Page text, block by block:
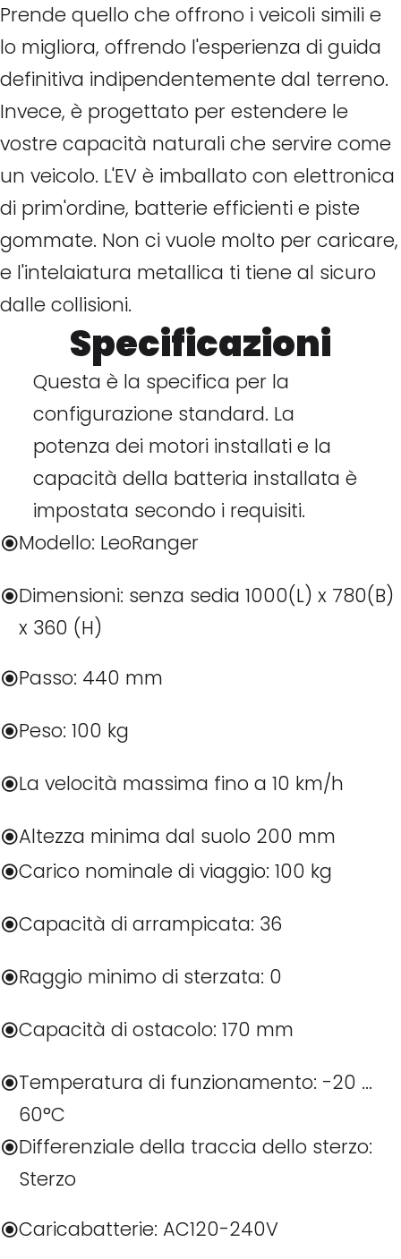
Prende quello che offrono i veicoli simili e
lo migliora, offrendo l'esperienza di guida
definitiva indipendentemente dal terreno.
Invece, è progettato per estendere le
vostre capacità naturali che servire come
un veicolo. L'EV è imballato con elettronica
di prim'ordine, batterie efficienti e piste
gommate. Non ci vuole molto per caricare,
e l'intelaiatura metallica ti tiene al sicuro
dalle collisioni.
Specificazioni
Questa è la specifica per la
configurazione standard. La
potenza dei motori installati e la
capacità della batteria installata è
impostata secondo i requisiti.
Modello: LeoRanger
Dimensioni: senza sedia 1000(L) x 780(B)
x 360 (H)
Passo: 440 mm
Peso: 100 kg
La velocità massima fino a 10 km/h
Altezza minima dal suolo 200 mm
Carico nominale di viaggio: 100 kg
Capacità di arrampicata: 36
Raggio minimo di sterzata: 0
Capacità di ostacolo: 170 mm
Temperatura di funzionamento: -20 ...
60°C
Differenziale della traccia dello sterzo:
Sterzo
Caricabatterie: AC120-240V